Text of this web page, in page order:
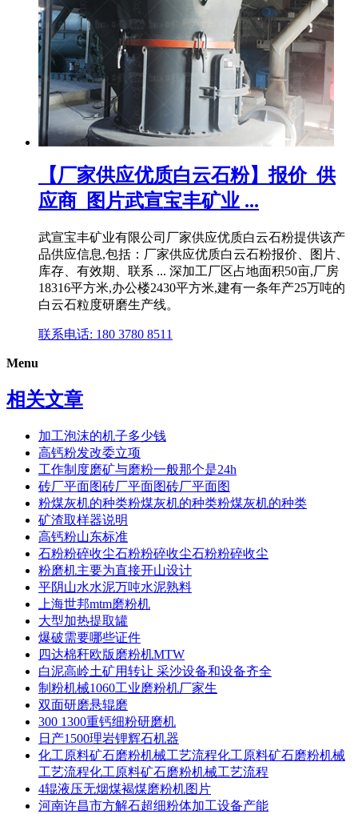
【厂家供应优质白云石粉】报价_供
应商_图片武宣宝丰矿业 ...
武宣宝丰矿业有限公司厂家供应优质白云石粉提供该产
品供应信息,包括：厂家供应优质白云石粉报价、图片、
库存、有效期、联系 ... 深加工厂区占地面积50亩,厂房
18316平方米,办公楼2430平方米,建有一条年产25万吨的
白云石粒度研磨生产线。
联系电话: 180 3780 8511
Menu
相关文章
加工泡沫的机子多少钱
高钙粉发改委立项
工作制度磨矿与磨粉一般那个是24h
砖厂平面图砖厂平面图砖厂平面图
粉煤灰机的种类粉煤灰机的种类粉煤灰机的种类
矿渣取样器说明
高钙粉山东标准
石粉粉碎收尘石粉粉碎收尘石粉粉碎收尘
粉磨机主要为直接开山设计
平阴山水水泥万吨水泥熟料
上海世邦mtm磨粉机
大型加热提取罐
爆破需要哪些证件
四达棉秆欧版磨粉机MTW
白泥高岭土矿用转让 采沙设备和设备齐全
制粉机械1060工业磨粉机厂家生
双面研磨悬辊磨
300 1300重钙细粉研磨机
日产1500理岩锂辉石机器
化工原料矿石磨粉机械工艺流程化工原料矿石磨粉机械
工艺流程化工原料矿石磨粉机械工艺流程
4辊液压无烟煤褐煤磨粉机图片
河南许昌市方解石超细粉体加工设备产能